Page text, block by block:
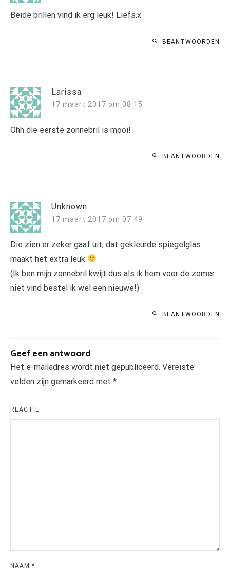
Beide brillen vind ik erg leuk! Liefs.x
BEANTWOORDEN
Larissa
17 maart 2017 om 08:15
Ohh die eerste zonnebril is mooi!
BEANTWOORDEN
Unknown
17 maart 2017 om 07:49
Die zien er zeker gaaf uit, dat gekleurde spiegelglas
maakt het extra leuk
(Ik ben mijn zonnebril kwijt dus als ik hem voor de zomer
niet vind bestel ik wel een nieuwe!)
BEANTWOORDEN
Geef een antwoord
Het e-mailadres wordt niet gepubliceerd. Vereiste
velden zijn gemarkeerd met *
REACTIE
NAAM *